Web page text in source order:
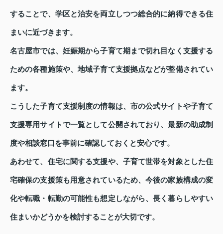
することで、学区と治安を両立しつつ総合的に納得できる住
まいに近づきます。
名古屋市では、妊娠期から子育て期まで切れ目なく支援する
ための各種施策や、地域子育て支援拠点などが整備されてい
ます。
こうした子育て支援制度の情報は、市の公式サイトや子育て
支援専用サイトで一覧として公開されており、最新の助成制
度や相談窓口を事前に確認しておくと安心です。
あわせて、住宅に関する支援や、子育て世帯を対象とした住
宅確保の支援策も用意されているため、今後の家族構成の変
化や転職・転勤の可能性も想定しながら、長く暮らしやすい
住まいかどうかを検討することが大切です。